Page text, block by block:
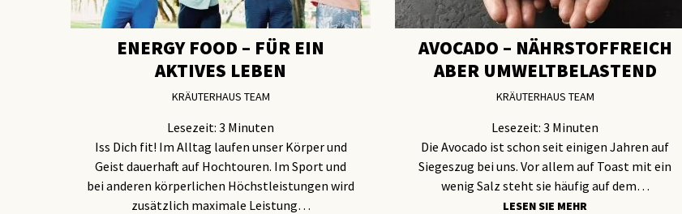
ENERGY FOOD – FÜR EIN
AKTIVES LEBEN
KRÄUTERHAUS TEAM
Lesezeit: 3 Minuten
Iss Dich fit! Im Alltag laufen unser Körper und
Geist dauerhaft auf Hochtouren. Im Sport und
bei anderen körperlichen Höchstleistungen wird
zusätzlich maximale Leistung…
AVOCADO – NÄHRSTOFFREICH
ABER UMWELTBELASTEND
KRÄUTERHAUS TEAM
Lesezeit: 3 Minuten
Die Avocado ist schon seit einigen Jahren auf
Siegeszug bei uns. Vor allem auf Toast mit ein
wenig Salz steht sie häufig auf dem…
LESEN SIE MEHR